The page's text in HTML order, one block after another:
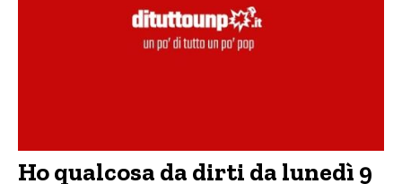
Ho qualcosa da dirti da lunedì 9